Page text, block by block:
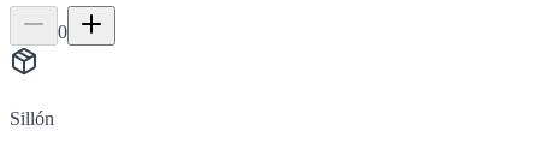
0
Sillón